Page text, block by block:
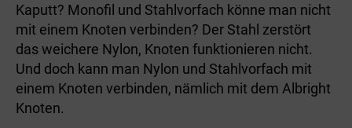
Kaputt? Monofil und Stahlvorfach könne man nicht
mit einem Knoten verbinden? Der Stahl zerstört
das weichere Nylon, Knoten funktionieren nicht.
Und doch kann man Nylon und Stahlvorfach mit
einem Knoten verbinden, nämlich mit dem Albright
Knoten.